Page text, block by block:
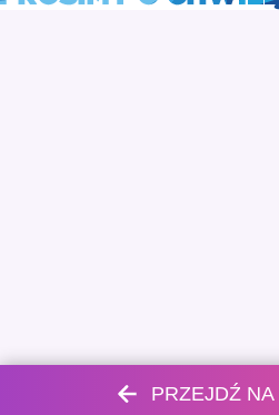
PRZEJDŹ NA